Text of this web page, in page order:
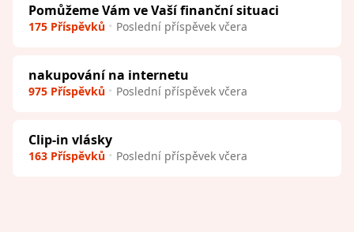
Pomůžeme Vám ve Vaší finanční situaci
175 Příspěvků Poslední příspěvek včera
nakupování na internetu
975 Příspěvků Poslední příspěvek včera
Clip-in vlásky
163 Příspěvků Poslední příspěvek včera